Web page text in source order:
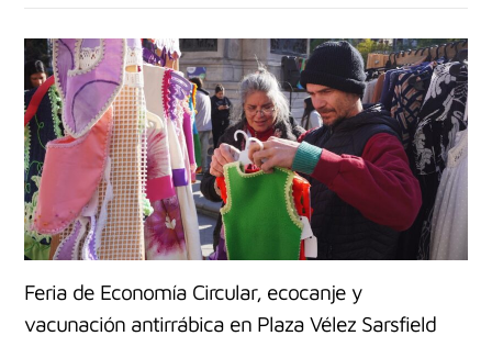
Feria de Economía Circular, ecocanje y
vacunación antirrábica en Plaza Vélez Sarsfield